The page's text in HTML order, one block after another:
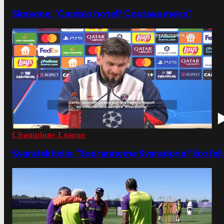
Simeone: "Cambio hotel? Costava meno"
Champions League
Kvaratskhelia: "Soprannome Kvaradona? Ero